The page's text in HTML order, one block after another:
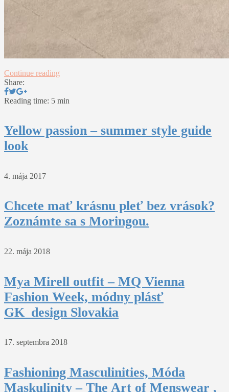
Continue reading
Share:
Reading time: 5 min
Yellow passion – summer style guide
look
4. mája 2017
Chcete mať krásnu pleť bez vrások?
Zoznámte sa s Moringou.
22. mája 2018
Mya Mirell outfit – MQ Vienna
Fashion Week, módny plásť
GK_design Slovakia
17. septembra 2018
Fashioning Masculinities, Móda
Maskulinity – The Art of Menswear ,